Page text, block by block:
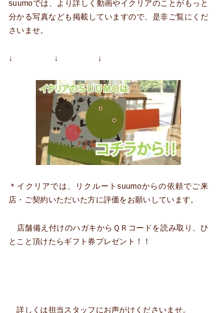
suumoでは、より詳しく動画やイクリアのことがもっと
分かる写真なども掲載していますので、是非ご覧にくだ
さいませ。
↓ ↓ ↓
＊イクリアでは、リクルートsuumoからの依頼でご来
店・ご契約いただいた方に評価をお願いしています。
店舗備え付けのハガキからＱＲコードを読み取り、ひ
とこと頂けたらギフト券プレゼント！！
詳しくは担当スタッフにお声がけくださいませ。